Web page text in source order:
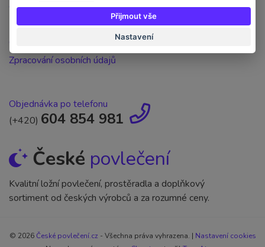
Obchodní podmínky
Kontakt
Zpracování osobních údajů
Objednávka po telefonu
(+420) 604 854 981
České povlečení
Kvalitní ložní povlečení, prostěradla a doplňkový
sortiment od českých výrobců a za rozumné ceny.
© 2026České povlečení.cz - Všechna práva vyhrazena. | Nastavení cookies
Přijmout vše
Nastavení